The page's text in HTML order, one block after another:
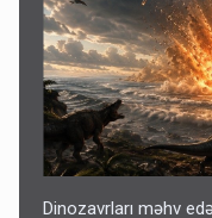
Dinozavrları məhv